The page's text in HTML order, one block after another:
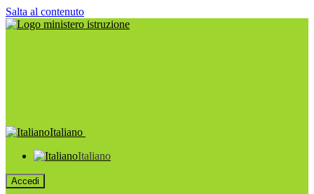
Salta al contenuto
Italiano
Italiano
Accedi